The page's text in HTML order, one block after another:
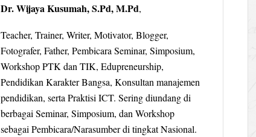
Dr. Wijaya Kusumah, S.Pd, M.Pd,
Teacher, Trainer, Writer, Motivator, Blogger,
Fotografer, Father, Pembicara Seminar, Simposium,
Workshop PTK dan TIK, Edupreneurship,
Pendidikan Karakter Bangsa, Konsultan manajemen
pendidikan, serta Praktisi ICT. Sering diundang di
berbagai Seminar, Simposium, dan Workshop
sebagai Pembicara/Narasumber di tingkat Nasional.